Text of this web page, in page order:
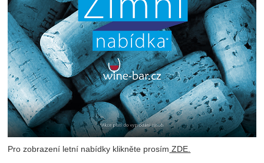
Pro zobrazení letní nabídky klikněte prosím ZDE.